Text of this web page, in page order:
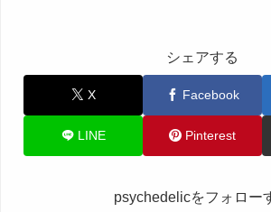
シェアする
X Facebook
LINE Pinterest
psychedelicをフォロー